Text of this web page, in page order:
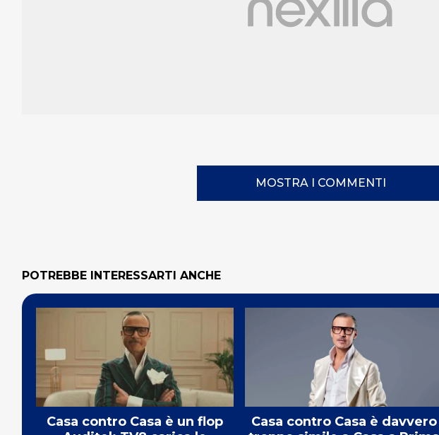
MOSTRA I COMMENTI
POTREBBE INTERESSARTI ANCHE
Casa contro Casa è un flop
Casa contro Casa è davvero